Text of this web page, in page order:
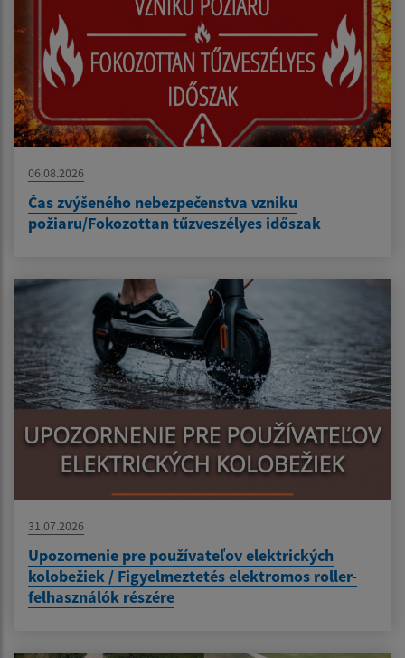
06.08.2026
Čas zvýšeného nebezpečenstva vzniku
požiaru/Fokozottan tűzveszélyes időszak
31.07.2026
Upozornenie pre používateľov elektrických
kolobežiek / Figyelmeztetés elektromos roller-
felhasználók részére